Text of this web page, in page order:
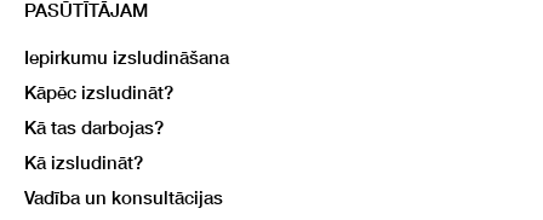
PASŪTĪTĀJAM
Iepirkumu izsludināšana
Kāpēc izsludināt?
Kā tas darbojas?
Kā izsludināt?
Vadība un konsultācijas